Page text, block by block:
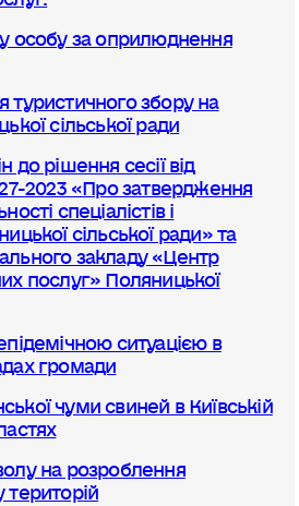
особу за оприлюднення
туристичного збору на
сільської ради
рішення сесії від
2023 «Про затвердження
спеціалістів і
сільської ради» та
закладу «Центр
послуг» Поляницької
ситуацією в
громади
чуми свиней в Київській
на розроблення